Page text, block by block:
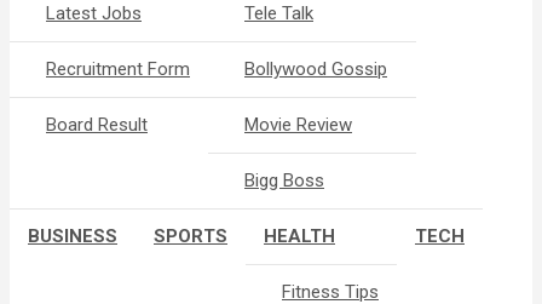
Latest Jobs
Recruitment Form
Board Result
Tele Talk
Bollywood Gossip
Movie Review
Bigg Boss
BUSINESS SPORTS HEALTH
Fitness Tips
TECH